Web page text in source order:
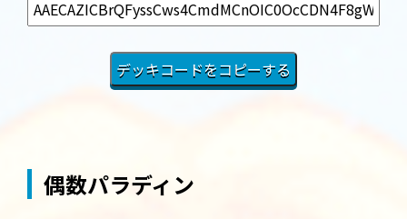
偶数パラディン